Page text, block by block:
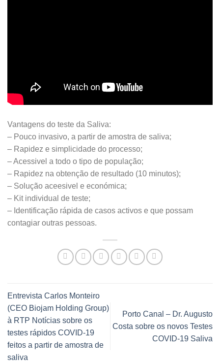
Vantagens do teste da Saliva:
– Pouco invasivo, a partir de amostra de saliva;
– Rapidez e simplicidade do processo;
– Acessivel a todo o tipo de população;
– Rapidez na obtenção de resultado (10 minutos);
– Solução aceesivel e económica;
– Kit individual de teste;
– Identificação rápida de casos activos e que possam
contagiar outras pessoas.
Entrevista Carlos Monteiro
(CEO Biojam Holding Group)
à RTP Notícias sobre os
testes rápidos COVID-19
feitos a partir de amostra de
saliva
Porto Canal – Dr. Augusto
Costa sobre os novos Testes
COVID-19 Saliva